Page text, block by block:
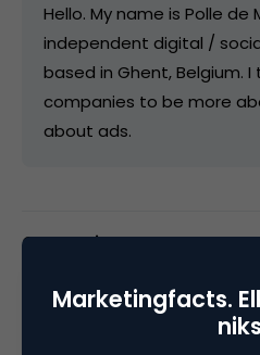
Hello. My name is Polle
independent digital /
based in Ghent, Belgium.
companies to be more
about ads.
Categorie
Marketingfacts.